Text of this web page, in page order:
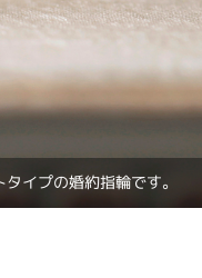
イプの婚約指輪です。